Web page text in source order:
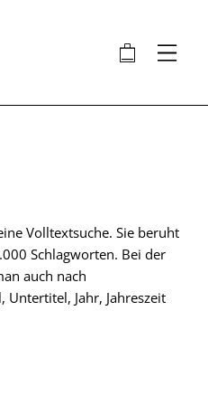
🛍 ⋮
Volltextsuche. Sie beruht
Schlagworten. Bei der
auch nach
Jahr, Jahreszeit